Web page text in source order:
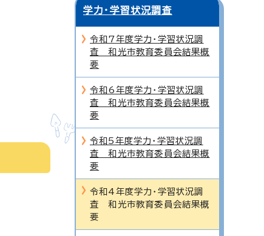
学力・学習状況調査
令和7年度学力・学習状況調
査 和光市教育委員会結果概
要
令和6年度学力・学習状況調
査 和光市教育委員会結果概
要
令和5年度学力・学習状況調
査 和光市教育委員会結果概
要
令和4年度学力・学習状況調
査 和光市教育委員会結果概
要